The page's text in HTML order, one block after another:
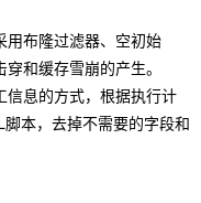
用布隆过滤器、空初始
和缓存雪崩的产生。
信息的方式，根据执行计
本，去掉不需要的字段和